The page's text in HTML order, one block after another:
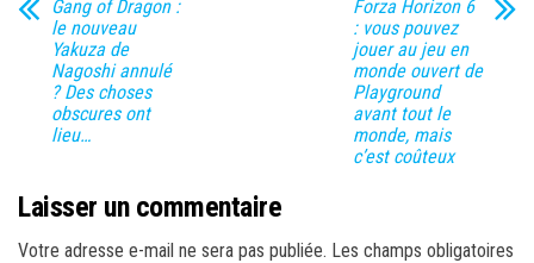
Gang of Dragon :
le nouveau
Yakuza de
Nagoshi annulé
? Des choses
obscures ont
lieu…
Forza Horizon 6
: vous pouvez
jouer au jeu en
monde ouvert de
Playground
avant tout le
monde, mais
c’est coûteux
Laisser un commentaire
Votre adresse e-mail ne sera pas publiée. Les champs obligatoires